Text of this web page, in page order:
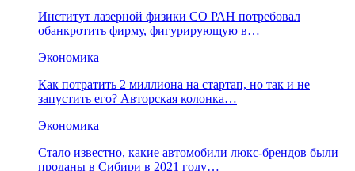
Институт лазерной физики СО РАН потребовал
обанкротить фирму, фигурирующую в…
Экономика
Как потратить 2 миллиона на стартап, но так и не
запустить его? Авторская колонка…
Экономика
Стало известно, какие автомобили люкс-брендов были
проданы в Сибири в 2021 году…